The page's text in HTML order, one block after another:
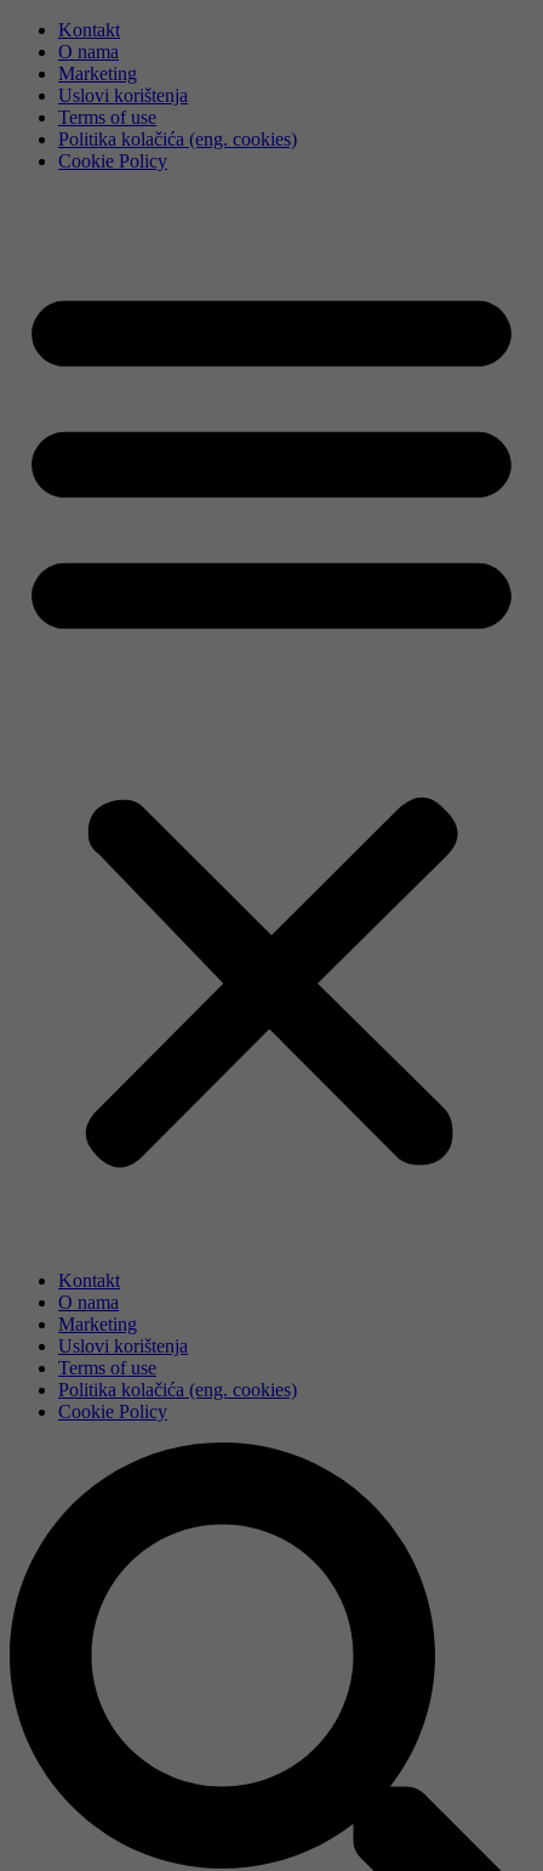
Skip
content
Kontakt
O nama
Marketing
Uslovi korištenja
Terms of use
Politika kolačića (eng. cookies)
Cookie Policy
Kontakt
O nama
Marketing
Uslovi korištenja
Terms of use
Politika kolačića (eng. cookies)
Cookie Policy